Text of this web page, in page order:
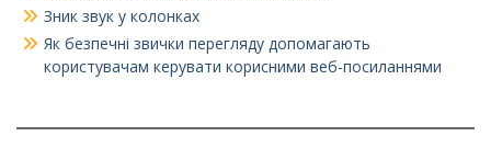
Зник звук у колонках
Як безпечні звички перегляду допомагають
користувачам керувати корисними веб-посиланнями